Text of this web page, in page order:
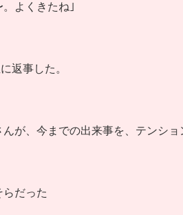
。よくきたね｣
返事した。
が、今までの出来事を、テンショ
だった